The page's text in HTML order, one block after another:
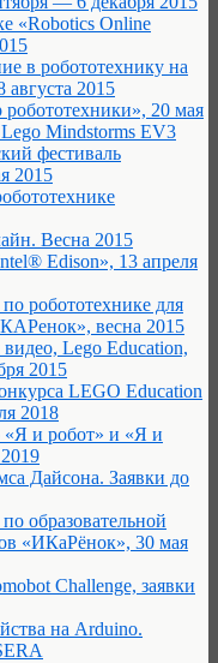
«Robotics Online
в робототехнику на
2015
20 мая
Mindstorms EV3
фестиваль
2015
Весна 2015
Edison», 13 апреля
робототехнике для
весна 2015
Lego Education,
2015
LEGO Education
2018
«Я и робот» и «Я и
Дайсона. Заявки до
образовательной
«ИКаРёнок», 30 мая
Сhallenge, заявки
на Arduino.